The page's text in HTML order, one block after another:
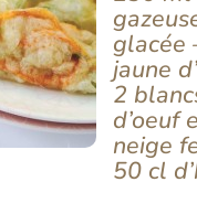
glacée
jaune
2
d’oeuf
neige
50 cl